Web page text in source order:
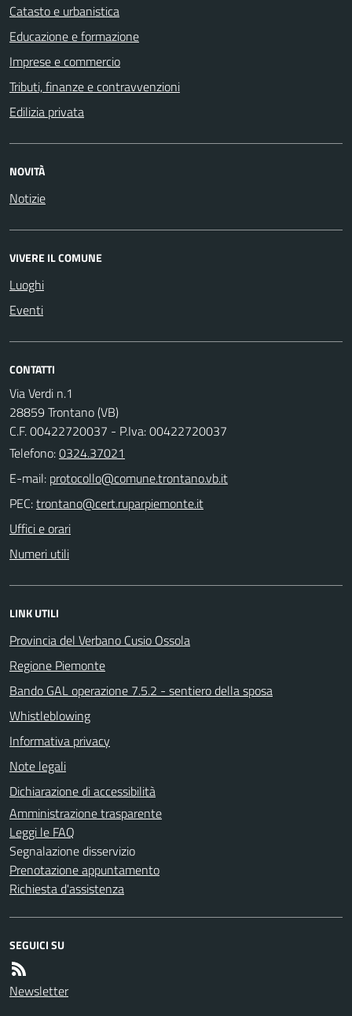
Catasto e urbanistica
Educazione e formazione
Imprese e commercio
Tributi, finanze e contravvenzioni
Edilizia privata
NOVITÀ
Notizie
VIVERE IL COMUNE
Luoghi
Eventi
CONTATTI
Via Verdi n.1
28859 Trontano (VB)
C.F. 00422720037 - P.Iva: 00422720037
Telefono:0324.37021
E-mail:
PEC:
Uffici e orari
Numeri utili
LINK UTILI
Provincia del Verbano Cusio Ossola
Regione Piemonte
Bando GAL operazione 7.5.2 - sentiero della sposa
Whistleblowing
Informativa privacy
Note legali
Dichiarazione di accessibilità
Amministrazione trasparente
Leggi le FAQ
Segnalazione disservizio
Prenotazione appuntamento
Richiesta d'assistenza
SEGUICI SU
Newsletter